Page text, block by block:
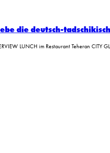
die deutsch-
LUNCH im Restaurant Teheran